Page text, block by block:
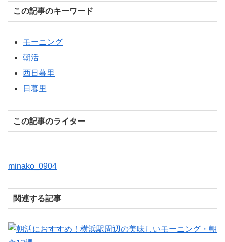
この記事のキーワード
モーニング
朝活
西日暮里
日暮里
この記事のライター
minako_0904
関連する記事